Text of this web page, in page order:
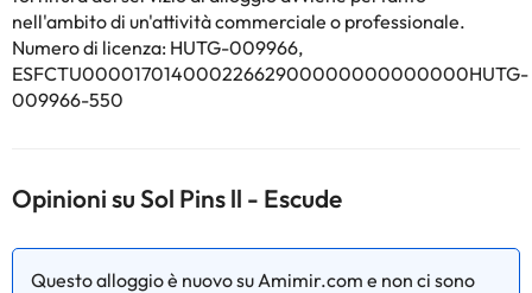
La struttura non è disponibile per feste di addio al
nubilato/celibato o simili. Al check-in gli ospiti devono esibire un
documento d'identità con foto e una carta di credito. Siete
pregati di notare che le Richieste Speciali sono soggette a
disponibilità, e potrebbero comportare l'addebito di un
Alcuni dei servizi indicati potrebbero essere a pagamento. Puoi
Tutte le informazioni presenti in questa pagina sono soggette a
modifiche da parte della struttura. Se hai dubbi, contattaci.
nell'ambito di un'attività commerciale o professionale.
Numero di licenza: HUTG-009966,
ESFCTU00001701400022662900000000000000HUTG-
009966-550
Opinioni su Sol Pins ll - Escude
Questo alloggio è nuovo su Amimir.com e non ci sono